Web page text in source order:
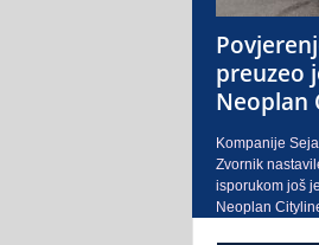
preuzeo
Neoplan
Kompanije
Zvornik
isporukom još
Neoplan